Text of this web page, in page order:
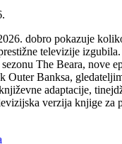
dobro pokazuje
televizije
The Beara, nove
Outer Banksa,
adaptacije,
verzija knjige za